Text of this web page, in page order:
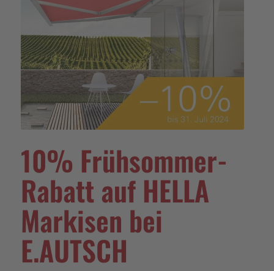
10% Frühsommer-
Rabatt auf HELLA
Markisen bei
E.AUTSCH